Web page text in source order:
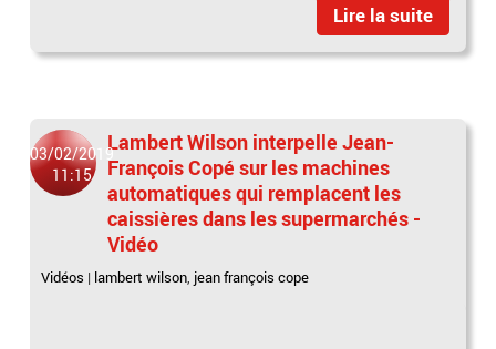
Lire la suite
03/02/2019
11:15
Lambert Wilson interpelle Jean-
François Copé sur les machines
automatiques qui remplacent les
caissières dans les supermarchés -
Vidéo
Vidéos | lambert wilson, jean françois cope